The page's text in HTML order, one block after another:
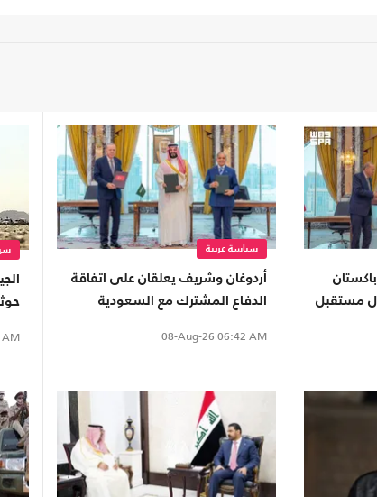
مستقبل
سياسة عربية
أردوغان وشريف يعلقان على اتفاقة
الدفاع المشترك مع السعودية
08-Aug-26 06:42 AM